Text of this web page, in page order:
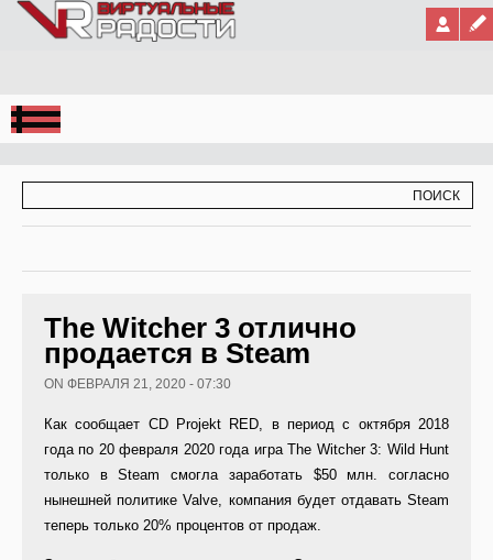
Jump to Navigation
The Witcher 3 отлично
продается в Steam
ON ФЕВРАЛЯ 21, 2020 - 07:30
Как сообщает CD Projekt RED, в период с октября 2018
года по 20 февраля 2020 года игра The Witcher 3: Wild Hunt
только в Steam смогла заработать $50 млн. согласно
нынешней политике Valve, компания будет отдавать Steam
теперь только 20% процентов от продаж.